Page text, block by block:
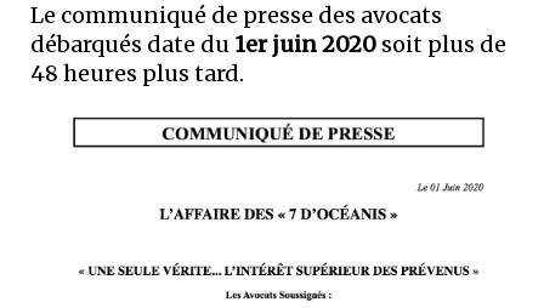
Le communiqué de presse des avocats
débarqués date du 1er juin 2020 soit plus de
48 heures plus tard.